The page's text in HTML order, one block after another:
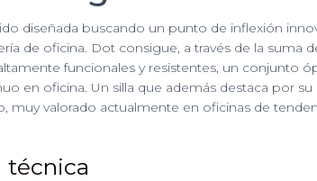
diseñada buscando un punto de inflexión
de oficina. Dot consigue, a través de la suma
funcionales y resistentes, un conjunto
en oficina. Un silla que además destaca por su
muy valorado actualmente en oficinas de
técnica